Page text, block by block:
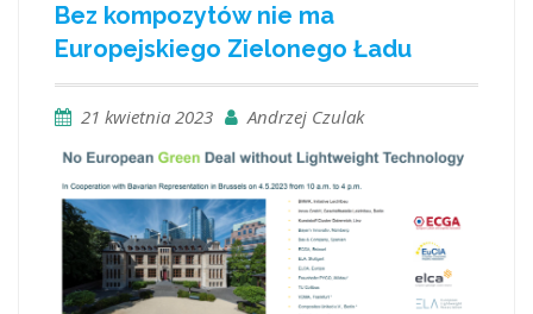
Bez kompozytów nie ma
Europejskiego Zielonego Ładu
21 kwietnia 2023 Andrzej Czulak